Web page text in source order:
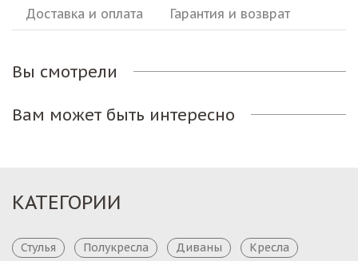
Доставка и оплата Гарантия и возврат
Вы смотрели
Вам может быть интересно
КАТЕГОРИИ
Стулья Полукресла Диваны
Кресла